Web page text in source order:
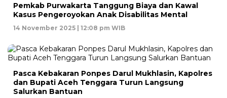
Pemkab Purwakarta Tanggung Biaya dan Kawal
Kasus Pengeroyokan Anak Disabilitas Mental
14 November 2025 | 12:08 pm WIB
Pasca Kebakaran Ponpes Darul Mukhlasin, Kapolres
dan Bupati Aceh Tenggara Turun Langsung
Salurkan Bantuan